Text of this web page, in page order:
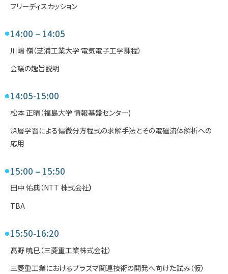
フリーディスカッション
14:00 – 14:05
川嶋 嶺（芝浦工業大学 電気電子工学課程）
会議の趣旨説明
14:05-15:00
松本 正晴（福島⼤学 情報基盤センター)
深層学習による偏微分⽅程式の求解⼿法とその電磁流体解析への
応⽤
15:00 – 15:50
⽥中 佑典（NTT 株式会社）
TBA
15:50-16:20
髙野 暁⺒（三菱重⼯業株式会社）
三菱重⼯業におけるプラズマ関連技術の開発へ向けた試み（仮）